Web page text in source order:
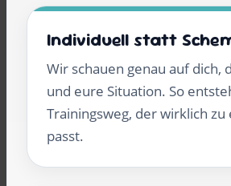
Individuell statt
Wir schauen genau auf dich,
und eure Situation. So
Trainingsweg, der wirklich
passt.